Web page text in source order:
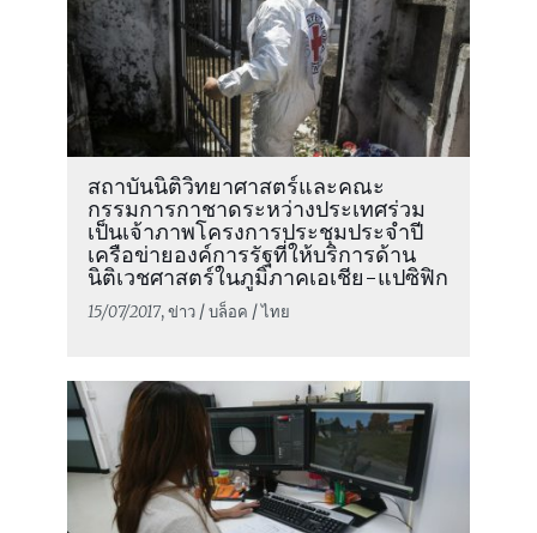
สถาบันนิติวิทยาศาสตร์และคณะ
กรรมการกาชาดระหว่างประเทศร่วม
เป็นเจ้าภาพโครงการประชุมประจำปี
เครือข่ายองค์การรัฐที่ให้บริการด้าน
นิติเวชศาสตร์ในภูมิภาคเอเชีย-แปซิฟิก
15/07/2017, ข่าว / บล็อค / ไทย